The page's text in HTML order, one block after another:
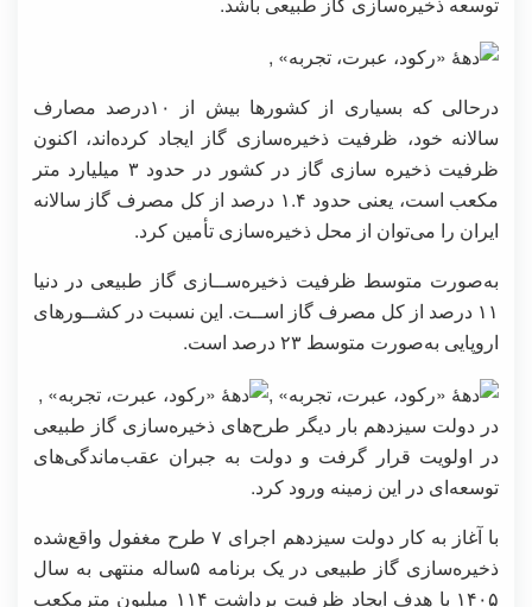
درحالی که بسیاری از کشورها بیش از ۱۰درصد مصارف
سالانه خود، ظرفیت ذخیره‌سازی گاز ایجاد کرده‌اند، اکنون
ظرفیت ذخیره سازی گاز در کشور در حدود ۳ میلیارد متر
مکعب است، یعنی حدود ۱.۴ درصد از کل مصرف گاز سالانه
ایران را می‌توان از محل ذخیره‌سازی تأمین کرد.
به‌صورت متوسط ظرفیت ذخیره‌ســازی گاز طبیعی در دنیا
۱۱ درصد از کل مصرف گاز اســت. این نسبت در کشــورهای
اروپایی به‌صورت متوسط ۲۳ درصد است.
در دولت سیزدهم بار دیگر طرح‌های ذخیره‌سازی گاز طبیعی
در اولویت قرار گرفت و دولت به جبران عقب‌ماندگی‌های
توسعه‌ای در این زمینه ورود کرد.
با آغاز به کار دولت سیزدهم اجرای ۷ طرح مغفول واقع‌شده
ذخیره‌سازی گاز طبیعی در یک برنامه ۵ساله منتهی به سال
۱۴۰۵ با هدف ایجاد ظرفیت برداشت ۱۱۴ میلیون مترمکعب